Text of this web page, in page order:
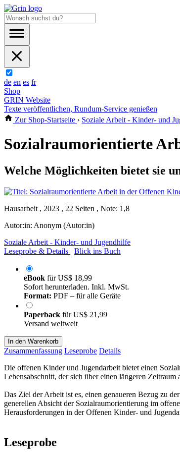
de en es fr
Shop
GRIN Website
Texte veröffentlichen, Rundum-Service genießen
Zur Shop-Startseite › Soziale Arbeit - Kinder- und
Sozialraumorientierte
Welche Möglichkeiten bietet sie
Hausarbeit , 2023 , 22 Seiten , Note: 1,8
Autor:in: Anonym (Autor:in)
Soziale Arbeit - Kinder- und Jugendhilfe
Leseprobe & Details
Blick ins Buch
eBook fürUS$ 18,99
Sofort herunterladen. Inkl. MwSt.
Format: PDF – für alle Geräte
Paperback fürUS$ 21,99
Versand weltweit
In den Warenkorb
Zusammenfassung Leseprobe Details
Die offenen Kinder und Jugendarbeit bietet einen
Lebensabschnitt, der sich über einen längeren Zeitraum
Das Ziel der Arbeit ist es, einen genaueren Bezug zu
generellen Absicht der Sozialraumorientierung im
Herausforderungen in der Offenen Kinder- und
Leseprobe